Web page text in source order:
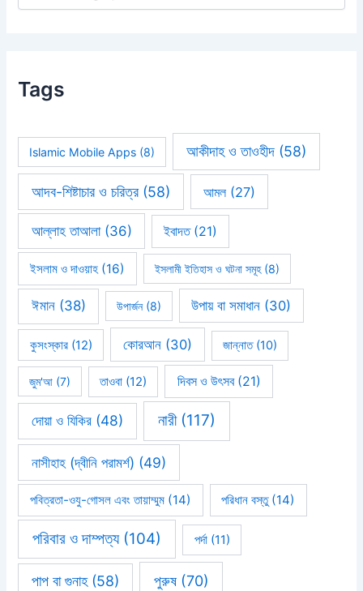
Tags
Islamic Mobile Apps (8) আকীদাহ ও তাওহীদ(58)
আদব-শিষ্টাচার ও চরিত্র(58) আমল(27)
আল্লাহ তাআলা(36) ইবাদত(21)
ইসলাম ও দাওয়াহ (16) ইসলামী ইতিহাস ও ঘটনা সমূহ(8)
ঈমান(38) উপার্জন(8) উপায় বা সমাধান (30)
কুসংস্কার(12) কোরআন (30) জান্নাত(10)
জুম'আ (7) তাওবা (12) দিবস ও উৎসব(21)
দোয়া ও যিকির (48) নারী(117)
নাসীহাহ (দ্বীনি পরামর্শ) (49)
পবিত্রতা-ওযু-গোসল এবং তায়াম্মুম (14) পরিধান বস্তু(14)
পরিবার ও দাম্পত্য(104) পর্দা(11)
পাপ বা গুনাহ(58) পুরুষ(70)